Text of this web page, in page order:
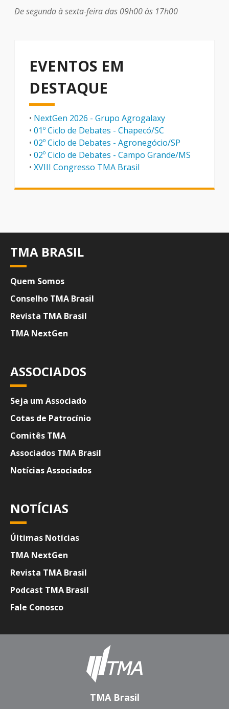
De segunda à sexta-feira das 09h00 às 17h00
EVENTOS EM
DESTAQUE
• NextGen 2026 - Grupo Agrogalaxy
• 01º Ciclo de Debates - Chapecó/SC
• 02º Ciclo de Debates - Agronegócio/SP
• 02º Ciclo de Debates - Campo Grande/MS
• XVIII Congresso TMA Brasil
TMA BRASIL
Quem Somos
Conselho TMA Brasil
Revista TMA Brasil
TMA NextGen
ASSOCIADOS
Seja um Associado
Cotas de Patrocínio
Comitês TMA
Associados TMA Brasil
Notícias Associados
NOTÍCIAS
Últimas Notícias
TMA NextGen
Revista TMA Brasil
Podcast TMA Brasil
Fale Conosco
TMA Brasil